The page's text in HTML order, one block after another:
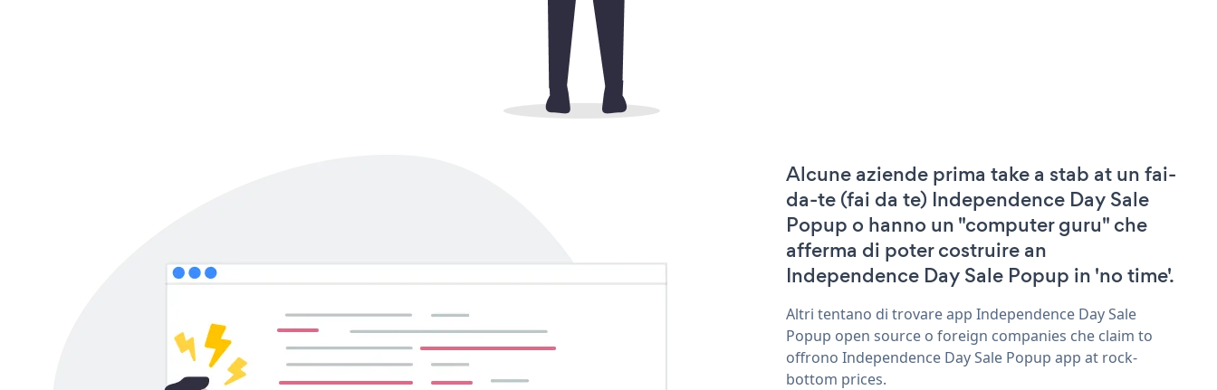
Alcune aziende prima take a stab at un fai-
da-te (fai da te) Independence Day Sale
Popup o hanno un "computer guru" che
afferma di poter costruire an
Independence Day Sale Popup in 'no time'.
Altri tentano di trovare app Independence Day Sale
Popup open source o foreign companies che claim to
offrono Independence Day Sale Popup app at rock-
bottom prices.